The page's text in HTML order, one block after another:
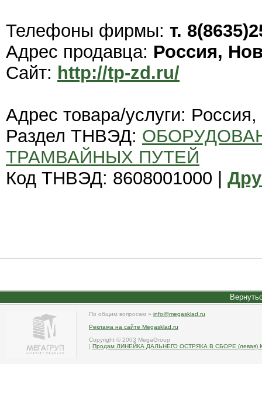
Телефоны фирмы: т.
Адрес продавца: Россия,
Сайт: http://tp-zd.ru/
Адрес товара/услуги:
Раздел ТНВЭД:
ТРАМВАЙНЫХ ПУТЕЙ
Код ТНВЭД: 8608001000 |
По общим вопросам » info@megasklad.ru
Реклама на сайте Megasklad.ru
Copyright © 2003 MegaGroup
| Продам ЛИНЕЙКА ДАЛЬНЕГО ОСТРЯКА В СБОРЕ (левая)